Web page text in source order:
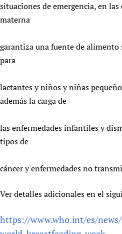
situaciones de emergencia, en
materna
garantiza una fuente de
para
lactantes y niños y niñas
además la carga de
las enfermedades infantiles y
tipos de
cáncer y enfermedades no
Ver detalles adicionales en el
https://www.who.int/es/